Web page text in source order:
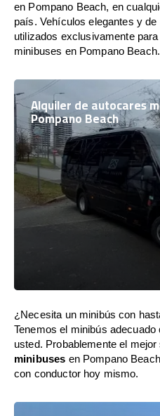
en Pompano Beach, en
país. Vehículos elegantes y
utilizados exclusivamente
minibuses en Pompano Beach.
Alquiler de autocares
Pompano Beach
¿Necesita un minibús con
Tenemos el minibús
usted. Probablemente el
minibuses en Pompano
con conductor hoy mismo.